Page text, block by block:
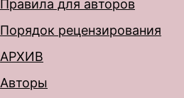
Правила для авторов
Порядок рецензирования
АРХИВ
Авторы